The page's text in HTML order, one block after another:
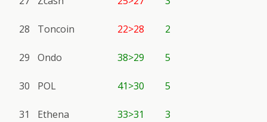
28 Toncoin 22>28 2
29 Ondo 38>29 5
30 POL 41>30 5
31 Ethena 33>31 3